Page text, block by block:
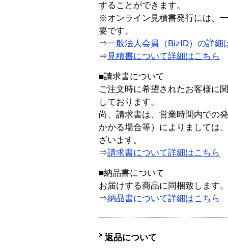
することができます。
※オンライン見積書発行には、
要です。
⇒一般法人会員（BizID）の詳細
⇒ 見積書について詳細はこちら
■請求書について
ご注文時に希望されたお客様に
しております。
尚、請求書は、営業時間内での
かかる場合等）によりましては
ざいます。
⇒請求書について詳細はこちら
■納品書について
お届けする商品に同梱致します。
⇒納品書について詳細はこちら
返品について